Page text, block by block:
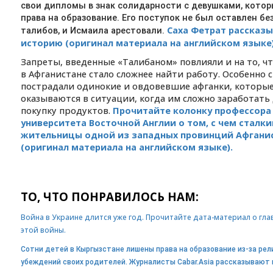
свои дипломы в знак солидарности с девушками,
права на образование. Его поступок не был оставлен
талибов, и Исмаила арестовали. Саха Фетрат
историю (оригинал материала на английском
Запреты, введенные «Талибаном» повлияли и на то,
в Афганистане стало сложнее найти работу. Особенно
пострадали одинокие и овдовевшие афганки,
оказываются в ситуации, когда им сложно заработать
покупку продуктов. Прочитайте колонку
университета Восточной Англии о том, с чем
жительницы одной из западных провинций
(оригинал материала на английском языке).
ТО, ЧТО ПОНРАВИЛОСЬ НАМ:
Война в Украине длится уже год. Прочитайте дата-материал о
этой войны.
Сотни детей в Кыргызстане лишены права на образование из-за
убеждений своих родителей. Журналисты Cabar.Asia рассказывают